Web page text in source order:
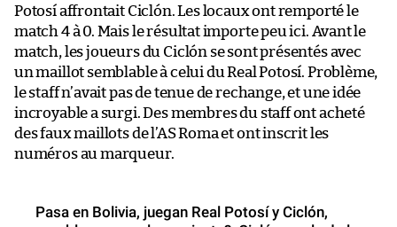
Potosí affrontait Ciclón. Les locaux ont remporté le
match 4 à 0. Mais le résultat importe peu ici. Avant le
match, les joueurs du Ciclón se sont présentés avec
un maillot semblable à celui du Real Potosí. Problème,
le staff n’avait pas de tenue de rechange, et une idée
incroyable a surgi. Des membres du staff ont acheté
des faux maillots de l’AS Roma et ont inscrit les
numéros au marqueur.
Pasa en Bolivia, juegan Real Potosí y Ciclón,